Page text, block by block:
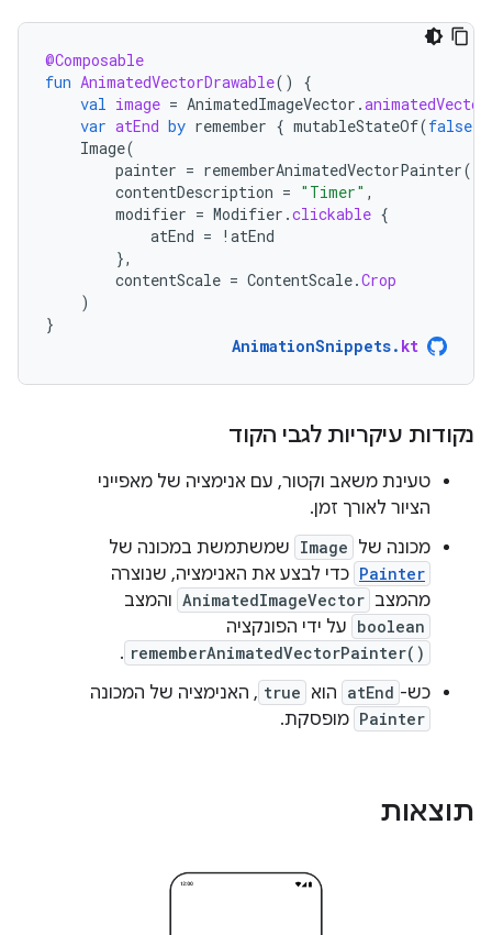
@Composable
fun AnimatedVectorDrawable()
{
val image = AnimatedImageVector .
var atEnd by remember { mutableStateOf(false
Image(
painter = rememberAnimatedVectorPainter(
contentDescription = "Timer" ,
modifier = Modifier .clickable {
atEnd = ! atEnd
},
contentScale = ContentScale.Crop
)
}
AnimationSnippets. kt
נקודות עיקריות לגבי הקוד
טעינת משאב וקטור, עם אנימציה של מאפייני
הציור לאורך זמן.
מכונה של Image שמשתמשת במכונה של
Painter כדי לבצע את האנימציה, שנוצרה
מהמצב AnimatedImageVector והמצב
boolean על ידי הפונקציה
rememberAnimatedVectorPainter()
.
כש- atEnd הוא true , האנימציה של המכונה
Painter מופסקת.
תוצאות